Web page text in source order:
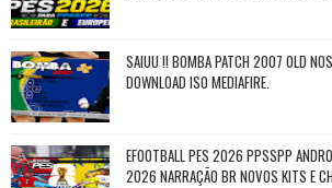
SAIUU !! BOMBA PATCH 2007 OLD
DOWNLOAD ISO MEDIAFIRE.
EFOOTBALL PES 2026 PPSSPP
2026 NARRAÇÃO BR NOVOS KITS E